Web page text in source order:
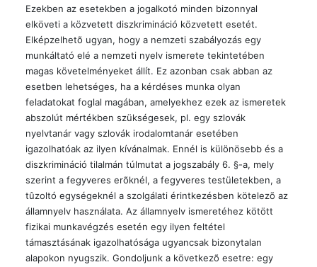
Ezekben az esetekben a jogalkotó minden bizonnyal
elköveti a közvetett diszkrimináció közvetett esetét.
Elképzelhetõ ugyan, hogy a nemzeti szabályozás egy
munkáltató elé a nemzeti nyelv ismerete tekintetében
magas követelményeket állít. Ez azonban csak abban az
esetben lehetséges, ha a kérdéses munka olyan
feladatokat foglal magában, amelyekhez ezek az ismeretek
abszolút mértékben szükségesek, pl. egy szlovák
nyelvtanár vagy szlovák irodalomtanár esetében
igazolhatóak az ilyen kívánalmak. Ennél is különösebb és a
diszkrimináció tilalmán túlmutat a jogszabály 6. §-a, mely
szerint a fegyveres erõknél, a fegyveres testületekben, a
tûzoltó egységeknél a szolgálati érintkezésben kötelezõ az
államnyelv használata. Az államnyelv ismeretéhez kötött
fizikai munkavégzés esetén egy ilyen feltétel
támasztásának igazolhatósága ugyancsak bizonytalan
alapokon nyugszik. Gondoljunk a következõ esetre: egy